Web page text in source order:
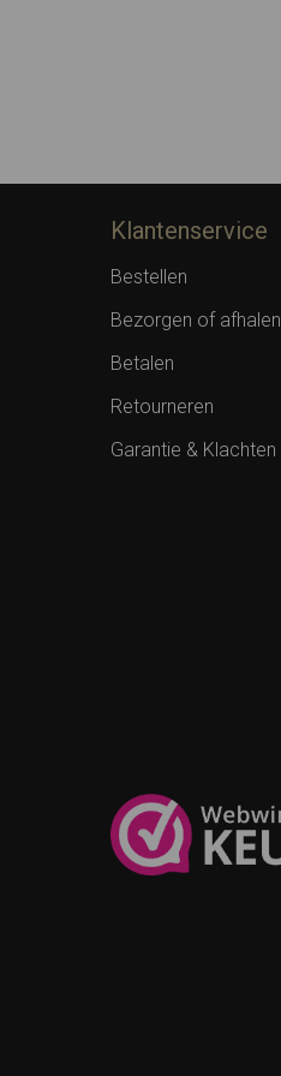
Klantenservice
Bestellen
Bezorgen of afhalen
Betalen
Retourneren
Garantie & Klachten